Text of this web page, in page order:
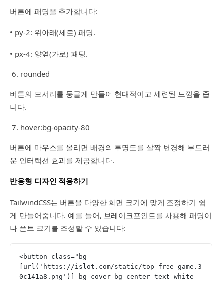
버튼에 패딩을 추가합니다:
• py-2: 위아래(세로) 패딩.
• px-4: 양옆(가로) 패딩.
rounded
버튼의 모서리를 둥글게 만들어 현대적이고 세련된 느낌을 줍
니다.
hover:bg-opacity-80
버튼에 마우스를 올리면 배경의 투명도를 살짝 변경해 부드러
운 인터랙션 효과를 제공합니다.
반응형 디자인 적용하기
TailwindCSS는 버튼을 다양한 화면 크기에 맞게 조정하기 쉽
게 만들어줍니다. 예를 들어, 브레이크포인트를 사용해 패딩이
나 폰트 크기를 조정할 수 있습니다:
<button class="bg-
[url('https://islot.com/static/top_free_game.3
0c141a8.png')] bg-cover bg-center text-white